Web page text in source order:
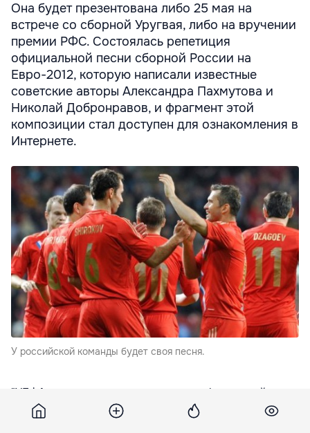
Она будет презентована либо 25 мая на
встрече со сборной Уругвая, либо на вручении
премии РФС. Состоялась репетиция
официальной песни сборной России на
Евро-2012, которую написали известные
советские авторы Александра Пахмутова и
Николай Добронравов, и фрагмент этой
композиции стал доступен для ознакомления в
Интернете.
У российской команды будет своя песня.
"УЕФА сделала запрос в адрес всех федераций
финального турнира с тем, чтобы каждая федерация